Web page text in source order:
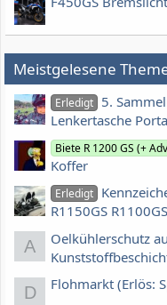
Meistgelesene
Erledigt 5.
Lenkertasche
Biete R 1200 GS (+
Koffer
Erledigt
R1150GS R1100GS
A
Oelkühlerschutz
D Flohmarkt (Erlös: